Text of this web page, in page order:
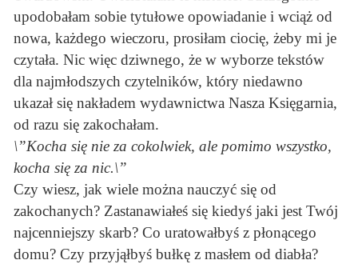
upodobałam sobie tytułowe opowiadanie i wciąż od
nowa, każdego wieczoru, prosiłam ciocię, żeby mi je
czytała. Nic więc dziwnego, że w wyborze tekstów
dla najmłodszych czytelników, który niedawno
ukazał się nakładem wydawnictwa Nasza Księgarnia,
od razu się zakochałam.
\”Kocha się nie za cokolwiek, ale pomimo wszystko,
kocha się za nic.\”
Czy wiesz, jak wiele można nauczyć się od
zakochanych? Zastanawiałeś się kiedyś jaki jest Twój
najcenniejszy skarb? Co uratowałbyś z płonącego
domu? Czy przyjąłbyś bułkę z masłem od diabła?